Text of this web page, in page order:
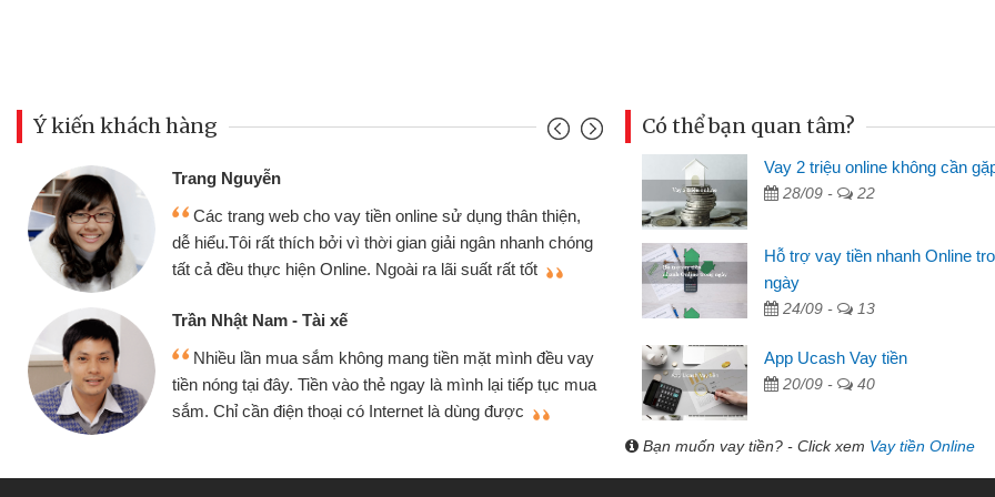
Ý kiến khách hàng
Trang Nguyễn
Các trang web cho vay tiền online sử dụng thân thiện,
dễ hiểu.Tôi rất thích bởi vì thời gian giải ngân nhanh chóng
tất cả đều thực hiện Online. Ngoài ra lãi suất rất tốt
Trần Nhật Nam - Tài xế
Nhiều lần mua sắm không mang tiền mặt mình đều vay
tiền nóng tại đây. Tiền vào thẻ ngay là mình lại tiếp tục mua
sắm. Chỉ cần điện thoại có Internet là dùng được
Đoàn Hữu Cảnh
Mình cần tiền gấp nên định
nhưng thật may đã có gói vay
không cần gặp mặt nên rất tiện
bè biết
Tôi kinh doanh buôn bán
hàng, nhờ biết đến website
quyết được công việc của
Có thể bạn quan tâm?
Vay 2 triệu online không cần
28/09 - 22
Hỗ trợ vay tiền nhanh Online
ngày
24/09 - 13
App Ucash Vay tiền
20/09 - 40
Bạn muốn vay tiền? - Click xem Vay tiền Online